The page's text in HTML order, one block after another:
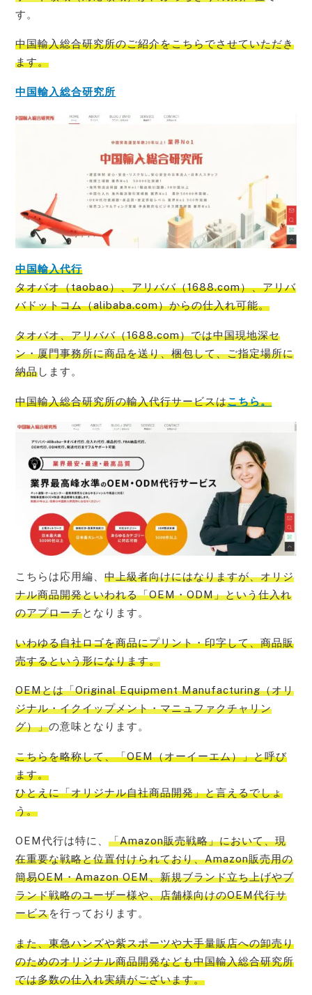
す。
中国輸入総合研究所のご紹介をこちらでさせていただき
ます。
中国輸入総合研究所
中国輸入代行
タオバオ（taobao）、アリババ（1688.com）、アリバ
バドットコム（alibaba.com）からの仕入れ可能。
タオバオ、アリババ（1688.com）では中国現地深セ
ン・厦門事務所に商品を送り、梱包して、ご指定場所に
納品します。
中国輸入総合研究所の輸入代行サービスはこちら。
こちらは応用編、中上級者向けにはなりますが、オリジ
ナル商品開発といわれる「OEM・ODM」という仕入れ
のアプローチとなります。
いわゆる自社ロゴを商品にプリント・印字して、商品販
売するという形になります。
OEMとは「Original Equipment Manufacturing（オリ
ジナル・イクイップメント・マニュファクチャリン
グ）」の意味となります。
こちらを略称して、「OEM（オーイーエム）」と呼び
ます。
ひとえに「オリジナル自社商品開発」と言えるでしょ
う。
OEM代行は特に、「Amazon販売戦略」において、現
在重要な戦略と位置付けられており、Amazon販売用の
簡易OEM・Amazon OEM、新規ブランド立ち上げやブ
ランド戦略のユーザー様や、店舗様向けのOEM代行サ
ービスを行っております。
また、東急ハンズや紫スポーツや大手量販店への卸売り
のためのオリジナル商品開発なども中国輸入総合研究所
では多数の仕入れ実績がございます。